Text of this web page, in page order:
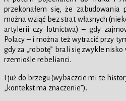
przekonałem się, że
można wziąć bez strat własnych
artylerii czy lotnictwa) – gdy
Polacy – i można też wytracić przy
gdy za „robotę” brali się zwykle
rzemiośle rebelianci.
I już do brzegu (wybaczcie mi te
„kontekst ma znaczenie”).